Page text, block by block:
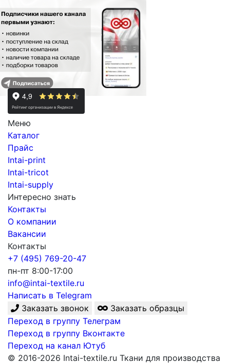
Меню
Каталог
Прайс
Intai-print
Intai-tricot
Intai-supply
Интересно знать
Контакты
О компании
Вакансии
Контакты
+7 (495) 769-20-47
пн-пт 8:00-17:00
info@intai-textile.ru
Написать в Telegram
Заказать звонок
Заказать образцы
Переход в группу Телеграм
Переход в группу Вконтакте
Переход на канал Ютуб
© 2016-2026 Intai-textile.ru Ткани для производства